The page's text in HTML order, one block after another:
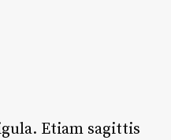
Etiam sagittis